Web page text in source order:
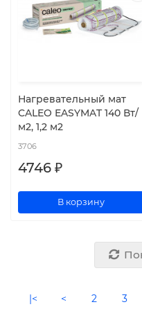
Нагревательный мат
CALEO EASYMAT 140 Вт/
м2, 1,2 м2
3706
4746 ₽
В корзину
|< < 2 3